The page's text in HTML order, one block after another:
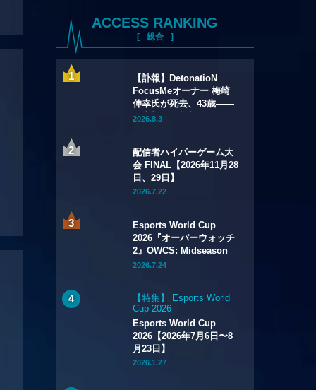
ACCESS RANKING
総合
【訃報】DetonatioN
FocusMeオーナー 梅崎
伸幸氏が死去、43歳——
国内初の給与制eスポーツ
2026.8.3
配信者ハイパーゲーム大
会 FINAL【2026年11月28
日、29日】
2026.7.22
Esports World Cup
2026『オーバーウォッチ
2』OWCS: Midseason
Championship【2026年
2026.7.24
【特集】 Esports World
Cup 2026
Esports World Cup
2026【2026年7月6日〜8
月23日】
2026.1.27